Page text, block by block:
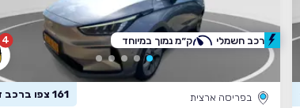
4
בפריסה ארצית 161 צפו ברכב זה
רכב חשמלי ק״מ נמוך במיוחד